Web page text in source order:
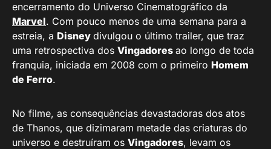
encerramento do Universo Cinematográfico da
Marvel. Com pouco menos de uma semana para a
estreia, a Disney divulgou o último trailer, que traz
uma retrospectiva dos Vingadores ao longo de toda
franquia, iniciada em 2008 com o primeiro Homem
de Ferro.
No filme, as consequências devastadoras dos atos
de Thanos, que dizimaram metade das criaturas do
universo e destruíram os Vingadores, levam os